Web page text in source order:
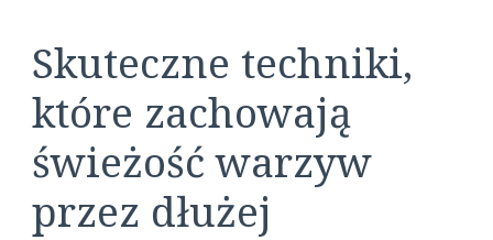
Skuteczne techniki,
które zachowają
świeżość warzyw
przez dłużej